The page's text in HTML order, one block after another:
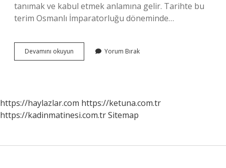
tanımak ve kabul etmek anlamına gelir. Tarihte bu
terim Osmanlı İmparatorluğu döneminde…
Devamını okuyun
Töreni
Yorum Bırak
https://haylazlar.com https://ketuna.com.tr
https://kadinmatinesi.com.trSitemap